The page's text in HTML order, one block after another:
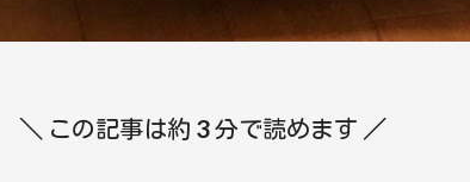
＼ この記事は約 3分で読めます ／